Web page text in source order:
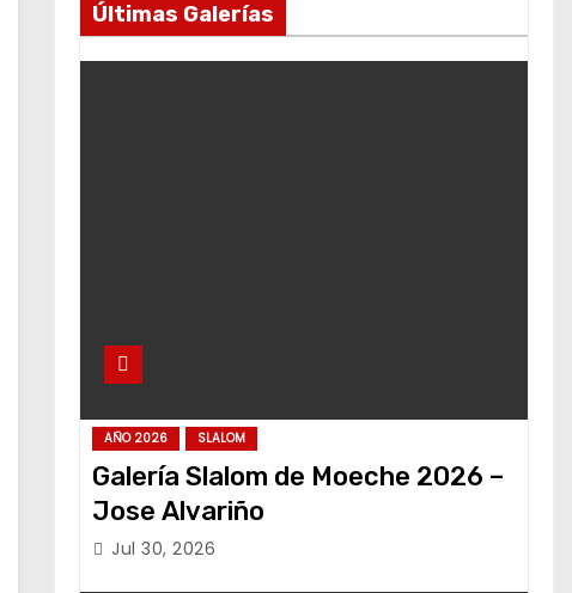
Últimas Galerías
AÑO 2026 SLALOM
Galería Slalom de Moeche 2026 –
Jose Alvariño
Jul 30, 2026